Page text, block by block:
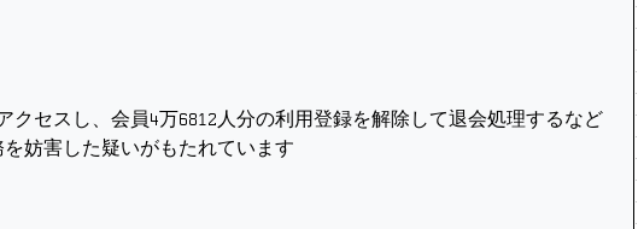
セスし、会員4万6812人分の利用登録を解除して退会処理するなど
妨害した疑いがもたれています